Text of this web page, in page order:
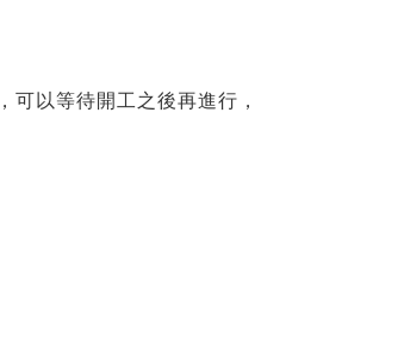
以等待開工之後再進行，